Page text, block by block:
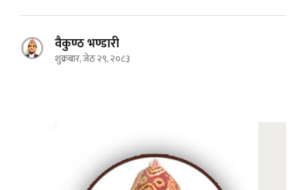
वैकुण्ठ भण्डारी
शुक्रबार, जेठ २९, २०८३